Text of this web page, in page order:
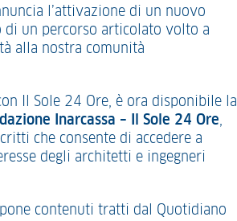
l’attivazione di un nuovo
un percorso articolato volto a
alla nostra comunità
Il Sole 24 Ore, è ora disponibile la
Inarcassa – Il Sole 24 Ore,
che consente di accedere a
degli architetti e ingegneri
contenuti tratti dal Quotidiano